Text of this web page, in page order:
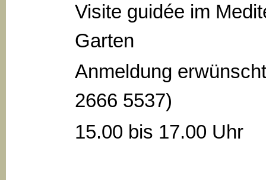
Visite guidée im
Garten
Anmeldung
2666 5537)
15.00 bis 17.00 Uhr